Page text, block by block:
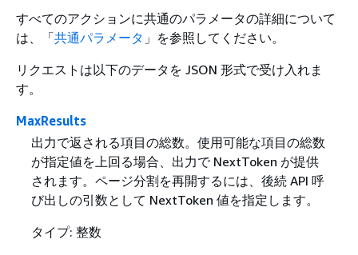
すべてのアクションに共通のパラメータの詳細について
は、「共通パラメータ 」を参照してください。
リクエストは以下のデータを JSON 形式で受け入れま
す。
MaxResults
出力で返される項目の総数。使用可能な項目の総数
が指定値を上回る場合、出力で NextToken が提供
されます。ページ分割を再開するには、後続 API 呼
び出しの引数として NextToken 値を指定します。
タイプ: 整数